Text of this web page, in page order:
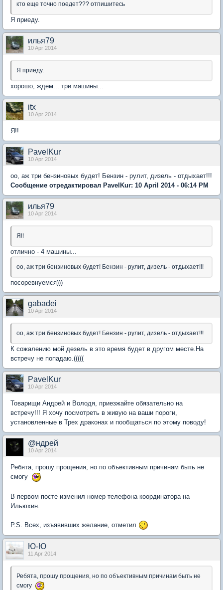
кто еще точно поедет??? отпишитесь
Я приеду.
илья79
10 Apr 2014
Я приеду.
хорошо, ждем... три машины...
itx
10 Apr 2014
Я!!
PavelKur
10 Apr 2014
оо, аж три бензиновых будет! Бензин - рулит, дизель - отдыхает!!!
Сообщение отредактировал PavelKur: 10 April 2014 - 06:14 PM
илья79
10 Apr 2014
Я!!
отлично - 4 машины...
оо, аж три бензиновых будет! Бензин - рулит, дизель - отдыхает!!!
посоревнуемся)))
gabadei
10 Apr 2014
оо, аж три бензиновых будет! Бензин - рулит, дизель - отдыхает!!!
К сожалению мой дезель в это время будет в другом месте.На
встречу не попадаю.(((((
PavelKur
10 Apr 2014
Товарищи Андрей и Володя, приезжайте обязательно на
встречу!!! Я хочу посмотреть в живую на ваши пороги,
установленные в Трех драконах и пообщаться по этому поводу!
@ндрей
10 Apr 2014
Ребята, прошу прощения, но по объективным причинам быть не
смогу
В первом посте изменил номер телефона координатора на
Ильюхин.
P.S. Всех, изъявивших желание, отметил
Ю-Ю
11 Apr 2014
Ребята, прошу прощения, но по объективным причинам быть не
смогу